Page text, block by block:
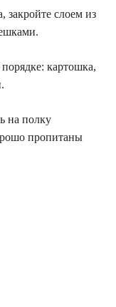
закройте слоем из
картошка,
на полку
пропитаны